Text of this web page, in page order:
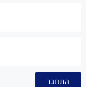
התחבר